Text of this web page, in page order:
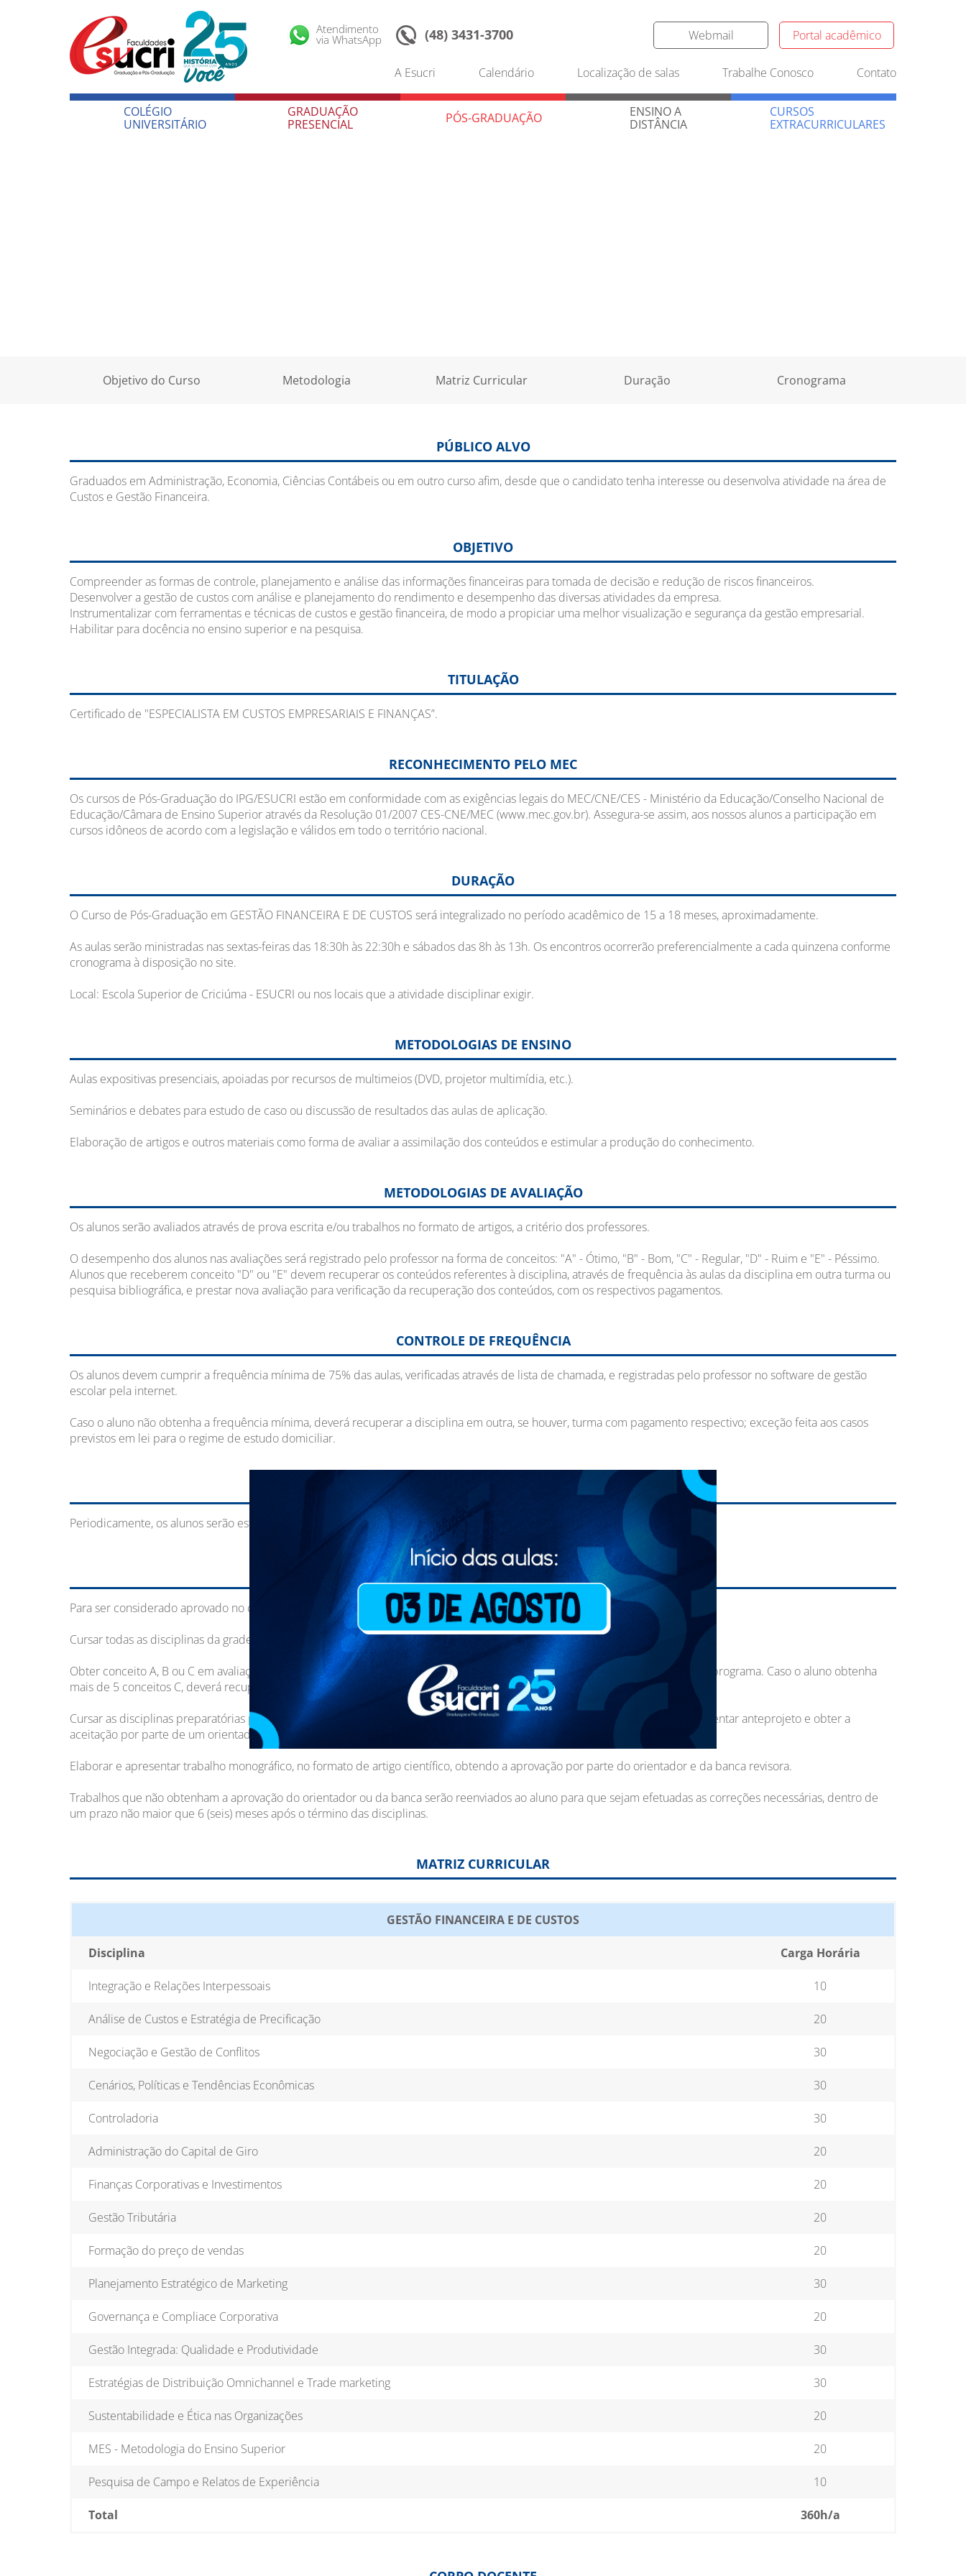
Atendimento
via WhatsApp (48) 3431-3700
InstagramFacebookTwitter Webmail Portal acadêmico
A Esucri Calendário Localização de salas Trabalhe Conosco Contato
COLÉGIO
UNIVERSITÁRIO
COLÉGIO
UNIVERSITÁRIO
GRADUAÇÃO
PRESENCIAL
PÓS-GRADUAÇÃO
PÓS-GRADUAÇÃO
ENSINO A
DISTÂNCIA
ENSINO A
DISTÂNCIA
CURSOS
EXTRACURRICULARES
CURSOS
EXTRACURRICULARES
Objetivo do Curso Metodologia Matriz Curricular Duração Cronograma
PÚBLICO ALVO
Graduados em Administração, Economia, Ciências Contábeis ou em outro curso afim, desde que o candidato tenha interesse ou desenvolva atividade na área de
Custos e Gestão Financeira.
OBJETIVO
Compreender as formas de controle, planejamento e análise das informações financeiras para tomada de decisão e redução de riscos financeiros.
Desenvolver a gestão de custos com análise e planejamento do rendimento e desempenho das diversas atividades da empresa.
Instrumentalizar com ferramentas e técnicas de custos e gestão financeira, de modo a propiciar uma melhor visualização e segurança da gestão empresarial.
Habilitar para docência no ensino superior e na pesquisa.
TITULAÇÃO
Certificado de "ESPECIALISTA EM CUSTOS EMPRESARIAIS E FINANÇAS”.
RECONHECIMENTO PELO MEC
Os cursos de Pós-Graduação do IPG/ESUCRI estão em conformidade com as exigências legais do MEC/CNE/CES - Ministério da Educação/Conselho Nacional de
Educação/Câmara de Ensino Superior através da Resolução 01/2007 CES-CNE/MEC (www.mec.gov.br). Assegura-se assim, aos nossos alunos a participação em
cursos idôneos de acordo com a legislação e válidos em todo o território nacional.
DURAÇÃO
O Curso de Pós-Graduação em GESTÃO FINANCEIRA E DE CUSTOS será integralizado no período acadêmico de 15 a 18 meses, aproximadamente.
As aulas serão ministradas nas sextas-feiras das 18:30h às 22:30h e sábados das 8h às 13h. Os encontros ocorrerão preferencialmente a cada quinzena conforme
cronograma à disposição no site.
Local: Escola Superior de Criciúma - ESUCRI ou nos locais que a atividade disciplinar exigir.
METODOLOGIAS DE ENSINO
Aulas expositivas presenciais, apoiadas por recursos de multimeios (DVD, projetor multimídia, etc.).
Seminários e debates para estudo de caso ou discussão de resultados das aulas de aplicação.
Elaboração de artigos e outros materiais como forma de avaliar a assimilação dos conteúdos e estimular a produção do conhecimento.
METODOLOGIAS DE AVALIAÇÃO
Os alunos serão avaliados através de prova escrita e/ou trabalhos no formato de artigos, a critério dos professores.
O desempenho dos alunos nas avaliações será registrado pelo professor na forma de conceitos: "A" - Ótimo, "B" - Bom, "C" - Regular, "D" - Ruim e "E" - Péssimo.
Alunos que receberem conceito "D" ou "E" devem recuperar os conteúdos referentes à disciplina, através de frequência às aulas da disciplina em outra turma ou
pesquisa bibliográfica, e prestar nova avaliação para verificação da recuperação dos conteúdos, com os respectivos pagamentos.
CONTROLE DE FREQUÊNCIA
Os alunos devem cumprir a frequência mínima de 75% das aulas, verificadas através de lista de chamada, e registradas pelo professor no software de gestão
escolar pela internet.
Caso o aluno não obtenha a frequência mínima, deverá recuperar a disciplina em outra, se houver, turma com pagamento respectivo; exceção feita aos casos
previstos em lei para o regime de estudo domiciliar.
AVALIAÇÃO DOCENTE/INSTITUCIONAL
Periodicamente, os alunos serão estimulados a preencherem um questionário de avaliação docente e institucional.
CONDIÇÕES PARA OBTENÇÃO DO CERTIFICADO
Para ser considerado aprovado no curso, fazendo jus ao certificado o aluno deverá:
Cursar todas as disciplinas da grade curricular, com frequência mínima obrigatória de 75%.
Obter conceito A, B ou C em avaliação específica a cada disciplina, sendo permitido um máximo de 5 conceitos C em todo do programa. Caso o aluno obtenha
mais de 5 conceitos C, deverá recuperar disciplinas em outra turma, obtendo conceitos A ou B.
Cursar as disciplinas preparatórias para a elaboração do trabalho de conclusão de curso, período durante o qual deverá apresentar anteprojeto e obter a
aceitação por parte de um orientador devidamente credenciado junto à instituição.
Elaborar e apresentar trabalho monográfico, no formato de artigo científico, obtendo a aprovação por parte do orientador e da banca revisora.
Trabalhos que não obtenham a aprovação do orientador ou da banca serão reenviados ao aluno para que sejam efetuadas as correções necessárias, dentro de
um prazo não maior que 6 (seis) meses após o término das disciplinas.
MATRIZ CURRICULAR
GESTÃO FINANCEIRA E DE CUSTOS
Disciplina Carga Horária
Integração e Relações Interpessoais 10
Análise de Custos e Estratégia de Precificação 20
Negociação e Gestão de Conflitos 30
Cenários, Políticas e Tendências Econômicas 30
Controladoria 30
Administração do Capital de Giro 20
Finanças Corporativas e Investimentos 20
Gestão Tributária 20
Formação do preço de vendas 20
Planejamento Estratégico de Marketing 30
Governança e Compliace Corporativa 20
Gestão Integrada: Qualidade e Produtividade 30
Estratégias de Distribuição Omnichannel e Trade marketing 30
Sustentabilidade e Ética nas Organizações 20
MES - Metodologia do Ensino Superior 20
Pesquisa de Campo e Relatos de Experiência 10
Total 360h/a